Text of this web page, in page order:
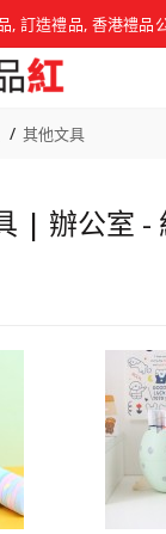
, 訂造禮品, 香港禮品
其他文具
| 辦公室 -